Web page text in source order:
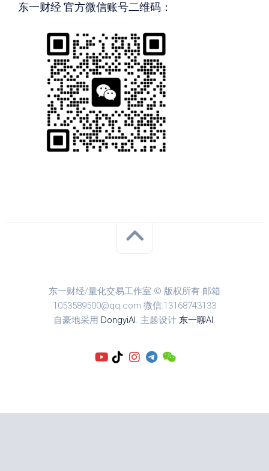
东一财经 官方微信账号二维码：
东一财经/量化交易工作室 © 版权所有 邮箱
1053589500@qq.com 微信:13168743133
自豪地采用 DongyiAI. 主题设计 东一聊AI.